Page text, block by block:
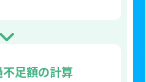
足額の計算